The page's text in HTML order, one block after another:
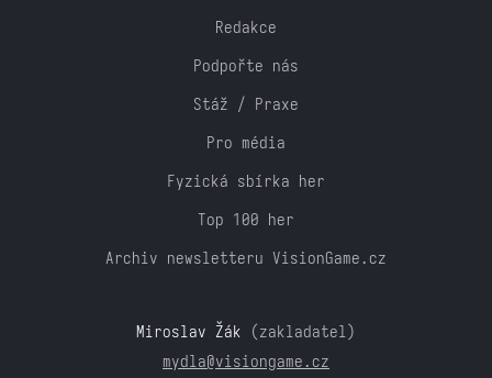
Redakce
Podpořte nás
Stáž / Praxe
Pro média
Fyzická sbírka her
Top 100 her
Archiv newsletteru VisionGame.cz
Miroslav Žák (zakladatel)
mydla@visiongame.cz